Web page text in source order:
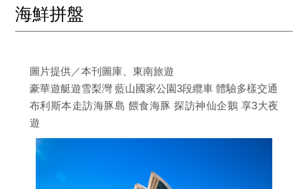
海鮮拼盤
圖片提供／本刊圖庫、東南旅遊
豪華遊艇遊雪梨灣 藍山國家公園3段纜車 體驗多樣交通
布利斯本走訪海豚島 餵食海豚 探訪神仙企鵝 享3大夜
遊